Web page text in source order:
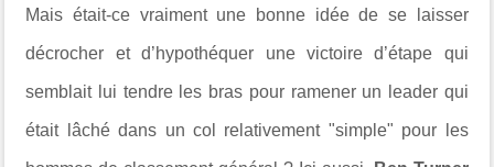
Mais était-ce vraiment une bonne idée de se laisser
décrocher et d’hypothéquer une victoire d’étape qui
semblait lui tendre les bras pour ramener un leader qui
était lâché dans un col relativement "simple" pour les